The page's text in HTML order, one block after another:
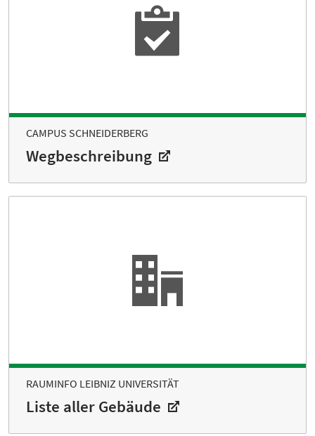
CAMPUS SCHNEIDERBERG
Wegbeschreibung
RAUMINFO LEIBNIZ UNIVERSITÄT
Liste aller Gebäude